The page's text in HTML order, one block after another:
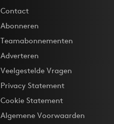
Contact
Abonneren
Teamabonnementen
Adverteren
Veelgestelde Vragen
Privacy Statement
Cookie Statement
Algemene Voorwaarden